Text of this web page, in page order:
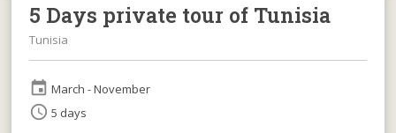
5 Days private tour of Tunisia
Tunisia
event March - November
schedule 5 days